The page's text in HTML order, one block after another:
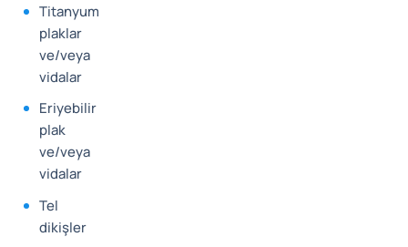
Titanyum
plaklar
ve/veya
vidalar
Eriyebilir
plak
ve/veya
vidalar
Tel
dikişler